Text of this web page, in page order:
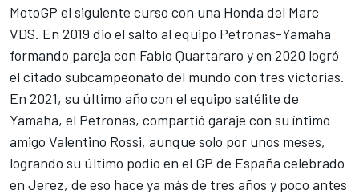
MotoGP el siguiente curso con una Honda del Marc
VDS. En 2019 dio el salto al equipo Petronas-Yamaha
formando pareja con Fabio Quartararo y en 2020 logró
el citado subcampeonato del mundo con tres victorias.
En 2021, su último año con el equipo satélite de
Yamaha, el Petronas, compartió garaje con su íntimo
amigo Valentino Rossi, aunque solo por unos meses,
logrando su último podio en el GP de España celebrado
en Jerez, de eso hace ya más de tres años y poco antes